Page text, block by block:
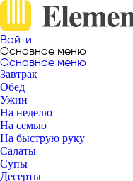
Войти
Основное меню
Основное меню
Завтрак
Обед
Ужин
На неделю
На семью
На быструю руку
Салаты
Супы
Десерты